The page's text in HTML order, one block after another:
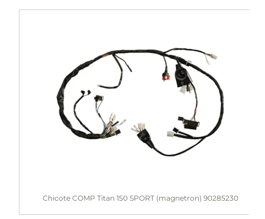
Chicote COMP Titan 150 SPORT (magnetron) 90285230